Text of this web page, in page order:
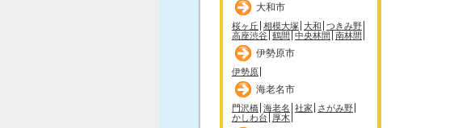
大和市
桜ヶ丘 相模大塚 大和 つきみ野
高座渋谷 鶴間 中央林間 南林間
伊勢原市
伊勢原
海老名市
門沢橋 海老名 社家
さがみ野
かしわ台
厚木